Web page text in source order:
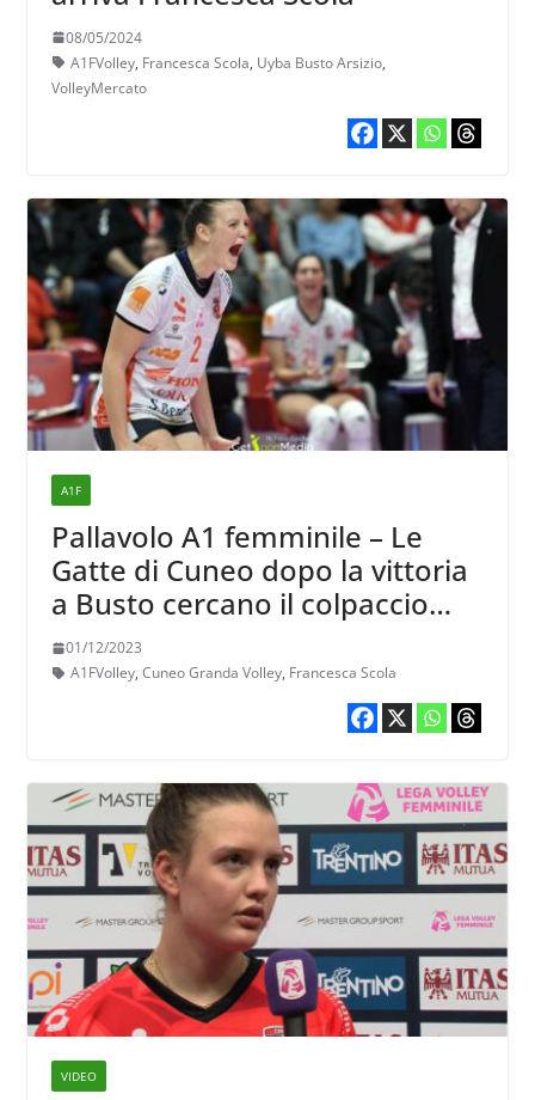
08/05/2024
A1FVolley, Francesca Scola, Uyba Busto Arsizio,
VolleyMercato
A1F
Pallavolo A1 femminile – Le
Gatte di Cuneo dopo la vittoria
a Busto cercano il colpaccio
romano
01/12/2023
A1FVolley, Cuneo Granda Volley, Francesca Scola
VIDEO